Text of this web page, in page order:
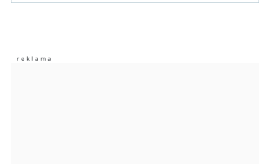
Imię (Wymagane)